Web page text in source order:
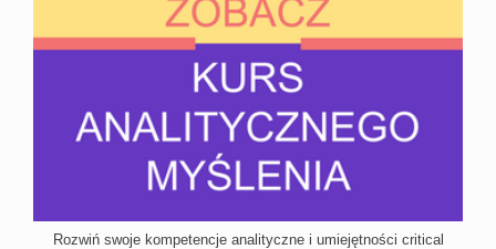
Rozwiń swoje kompetencje analityczne i umiejętności critical